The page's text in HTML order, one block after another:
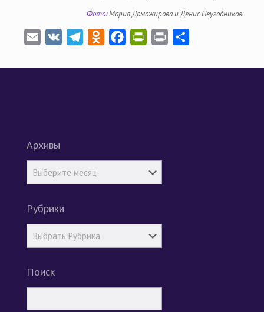
Фото:Мария Доможирова и Денис Неугодников
Email VK TelegramOdnoklassniki
FacebookPrintFriendly
Print
Архивы
Рубрики
Поиск